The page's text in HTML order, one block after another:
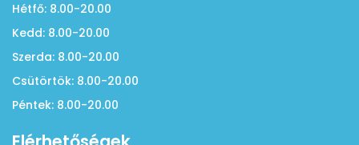
Hétfő: 8.00-20.00
Kedd: 8.00-20.00
Szerda: 8.00-20.00
Csütörtök: 8.00-20.00
Péntek: 8.00-20.00